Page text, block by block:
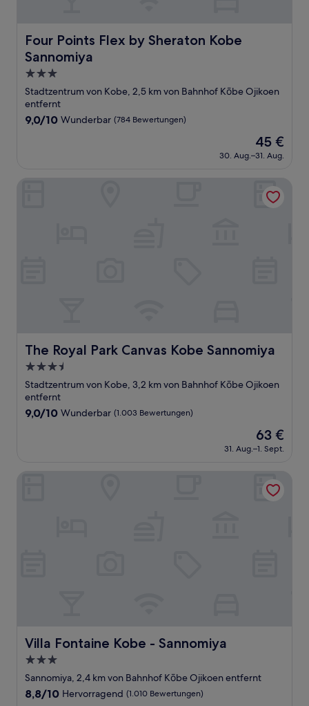
Four Points Flex by Sheraton Kobe
Sannomiya
Four Points Flex by Sheraton Kobe Sannomiya
3.0-
Sterne-
Unterkunft
Stadtzentrum von Kobe, 2,5 km von Bahnhof Kōbe Ojikoen
entfernt
9.0
Bewertungen)
9,0/10 Wunderbar (784 Bewertungen)
Der
Preis
beträgt
45 €
30. Aug.–31. Aug.
The Royal Park Canvas Kobe Sannomiya
The Royal Park Canvas Kobe Sannomiya
3.5-
Sterne-
Unterkunft
Stadtzentrum von Kobe, 3,2 km von Bahnhof Kōbe Ojikoen
entfernt
9.0
Bewertungen)
9,0/10 Wunderbar (1.003 Bewertungen)
Der
Preis
beträgt
63 €
31. Aug.–1. Sept.
Villa Fontaine Kobe - Sannomiya
Villa Fontaine Kobe - Sannomiya
3.0-
Sterne-
Unterkunft
Sannomiya, 2,4 km von Bahnhof Kōbe Ojikoen entfernt
8.8
8,8/10 Hervorragend (1.010 Bewertungen)